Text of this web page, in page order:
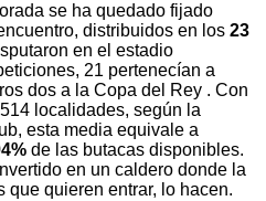
se ha quedado fijado
distribuidos en los 23
en el estadio
21 pertenecían a
dos a la Copa del Rey . Con
localidades, según la
esta media equivale a
de las butacas disponibles.
en un caldero donde la
que quieren entrar, lo hacen.